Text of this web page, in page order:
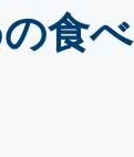
食べ